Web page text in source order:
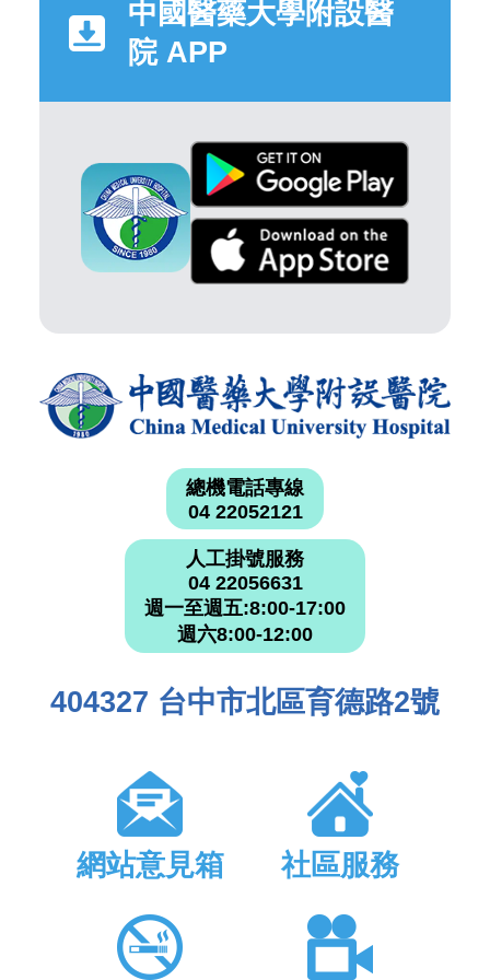
中國醫藥大學附設醫
院 APP
總機電話專線
04 22052121
人工掛號服務
04 22056631
週一至週五:8:00-17:00
週六8:00-12:00
404327 台中市北區育德路2號
網站意見箱 社區服務